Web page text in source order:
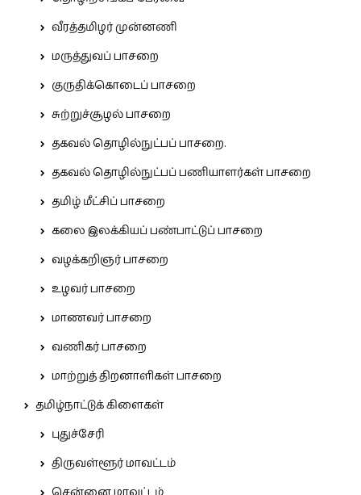
வீரத்தமிழர் முன்னணி
மருத்துவப் பாசறை
குருதிக்கொடைப் பாசறை
சுற்றுச்சூழல் பாசறை
தகவல் தொழில்நுட்பப் பாசறை.
தகவல் தொழில்நுட்பப் பணியாளர்கள் பாசறை
தமிழ் மீட்சிப் பாசறை
கலை இலக்கியப் பண்பாட்டுப் பாசறை
வழக்கறிஞர் பாசறை
உழவர் பாசறை
மாணவர் பாசறை
வணிகர் பாசறை
மாற்றுத் திறனாளிகள் பாசறை
தமிழ்நாட்டுக் கிளைகள்
புதுச்சேரி
திருவள்ளூர் மாவட்டம்